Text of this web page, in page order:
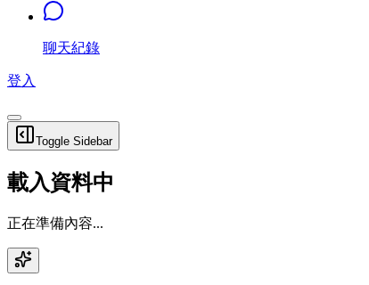
聊天紀錄
登入
Toggle Sidebar
載入資料中
正在準備內容...